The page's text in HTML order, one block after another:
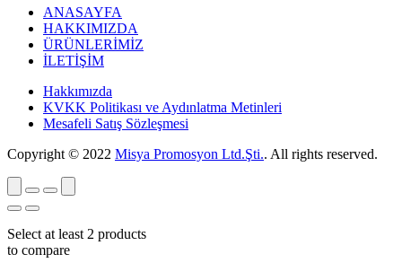
ANASAYFA
HAKKIMIZDA
ÜRÜNLERİMİZ
İLETİŞİM
Hakkımızda
KVKK Politikası ve Aydınlatma Metinleri
Mesafeli Satış Sözleşmesi
Copyright © 2022 Misya Promosyon Ltd.Şti.. All rights reserved.
Select at least 2 products
to compare